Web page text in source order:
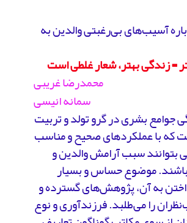
آسیب‌های بی‌رغبتی والدین به
= زندگی بهتر، شعار غلطی است
محمدرضا غریبی
سمانه انیسی
جوامع بشری در گرو تولد و تربیت
که با عملکردهای صحیح و مناسب
بتوانند سبب آرامش والدین و
باشند. موضوع حساس و بسیار
به آن، پژوهش‌های گسترده و
را می‌طلبد. فرزندآوری و نوع